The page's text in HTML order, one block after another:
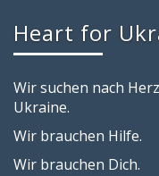
Heart for
Wir suchen nach
Ukraine.
Wir brauchen Hilfe.
Wir brauchen Dich.